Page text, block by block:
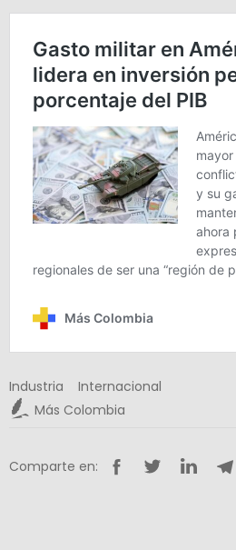
Industria
Internacional
Más Colombia
Comparte en: